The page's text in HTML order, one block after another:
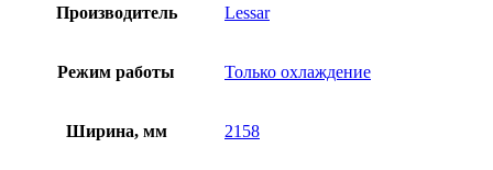
Производитель Lessar
Режим работы Только охлаждение
Ширина, мм 2158